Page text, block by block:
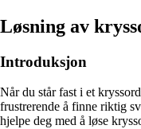
Løsning av
Introduksjon
Når du står fast i et
frustrerende å finne riktig
hjelpe deg med å løse